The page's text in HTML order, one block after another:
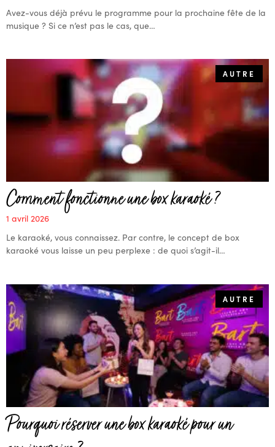
Avez-vous déjà prévu le programme pour la prochaine fête de la
musique ? Si ce n’est pas le cas, que…
Comment fonctionne une box karaoké ?
1 avril 2026
Le karaoké, vous connaissez. Par contre, le concept de box
karaoké vous laisse un peu perplexe : de quoi s’agit-il…
AUTRE
Pourquoi réserver une box karaoké pour un
AUTRE